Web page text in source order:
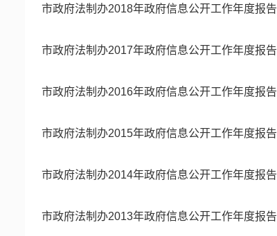
市政府法制办2018年政府信息公开工作年度报告
市政府法制办2017年政府信息公开工作年度报告
市政府法制办2016年政府信息公开工作年度报告
市政府法制办2015年政府信息公开工作年度报告
市政府法制办2014年政府信息公开工作年度报告
市政府法制办2013年政府信息公开工作年度报告